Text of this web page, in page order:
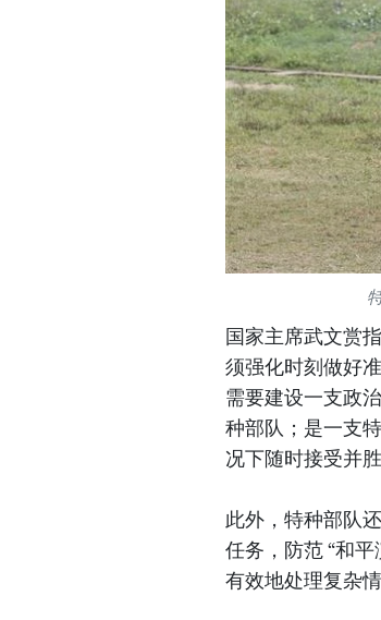
国家主席武文赏
须强化时刻做好
需要建设一支政
种部队；是一支
况下随时接受并
此外，特种部队
任务，防范 “和
有效地处理复杂